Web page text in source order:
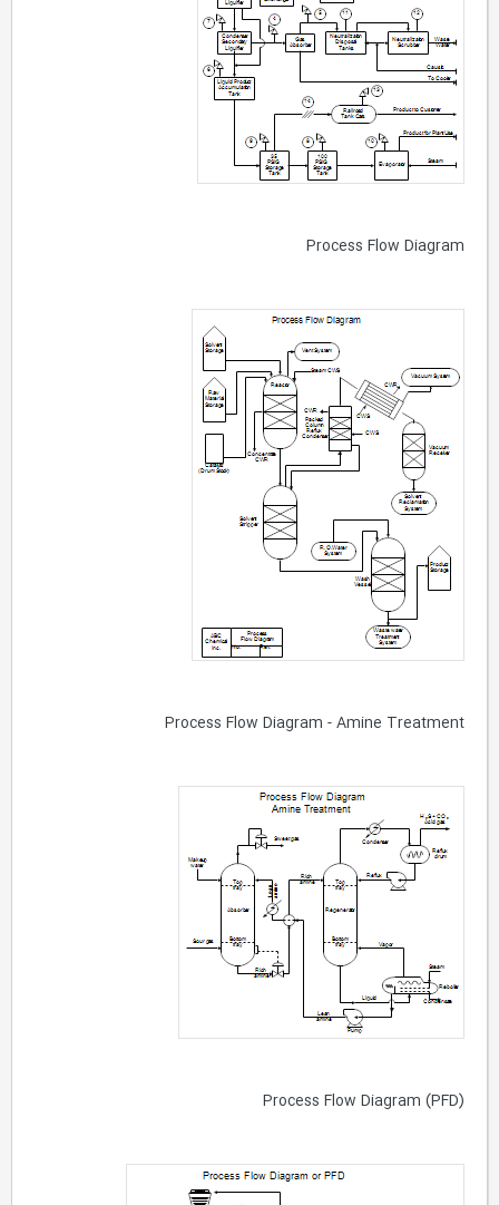
Process Flow Diagram
Process Flow Diagram - Amine Treatment
Process Flow Diagram (PFD)